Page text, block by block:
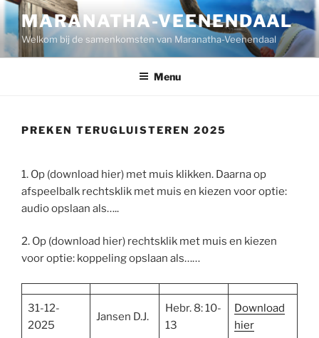
Ga
inhoud
MARANATHA-VEENENDAAL
Welkom bij de samenkomsten van Maranatha-Veenendaal
Menu
PREKEN TERUGLUISTEREN 2025
1. Op (download hier) met muis klikken. Daarna op
afspeelbalk rechtsklik met muis en kiezen voor optie:
audio opslaan als…..
2. Op (download hier) rechtsklik met muis en kiezen
voor optie: koppeling opslaan als……
31-12-
2025
Jansen D.J.
Hebr. 8: 10-
13
Download
hier